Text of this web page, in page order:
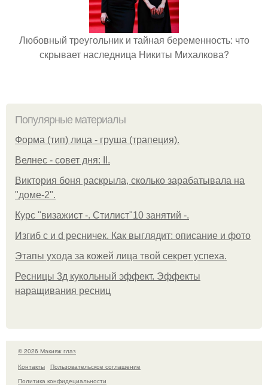
Любовный треугольник и тайная беременность: что
скрывает наследница Никиты Михалкова?
Популярные материалы
Форма (тип) лица - груша (трапеция).
Велнес - совет дня: II.
Виктория боня раскрыла, сколько зарабатывала на
"доме-2".
Курс "визажист -. Стилист"10 занятий -.
Изгиб c и d ресничек. Как выглядит: описание и фото
Этапы ухода за кожей лица твой секрет успеха.
Ресницы 3д кукольный эффект. Эффекты
наращивания ресниц
© 2026 Макияж глаз
Контакты
Пользовательское соглашение
Политика конфидециальности